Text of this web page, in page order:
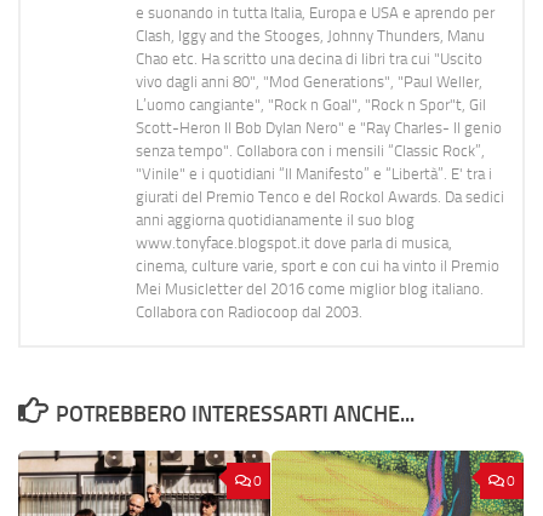
e suonando in tutta Italia, Europa e USA e aprendo per
Clash, Iggy and the Stooges, Johnny Thunders, Manu
Chao etc. Ha scritto una decina di libri tra cui "Uscito
vivo dagli anni 80", "Mod Generations", "Paul Weller,
L’uomo cangiante", "Rock n Goal", "Rock n Spor"t, Gil
Scott-Heron Il Bob Dylan Nero" e "Ray Charles- Il genio
senza tempo". Collabora con i mensili “Classic Rock”,
"Vinile" e i quotidiani “Il Manifesto” e “Libertà”. E' tra i
giurati del Premio Tenco e del Rockol Awards. Da sedici
anni aggiorna quotidianamente il suo blog
www.tonyface.blogspot.it dove parla di musica,
cinema, culture varie, sport e con cui ha vinto il Premio
Mei Musicletter del 2016 come miglior blog italiano.
Collabora con Radiocoop dal 2003.
POTREBBERO INTERESSARTI ANCHE...
0 0